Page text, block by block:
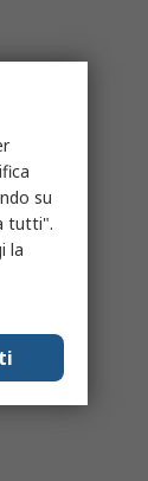
su
tutti".
la